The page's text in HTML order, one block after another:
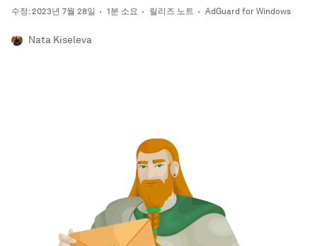
수정: 2023년 7월 28일 1분 소요 릴리즈 노트 AdGuard for Windows
Nata Kiseleva